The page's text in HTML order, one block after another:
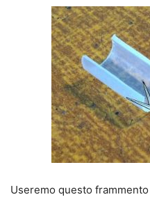
Useremo questo